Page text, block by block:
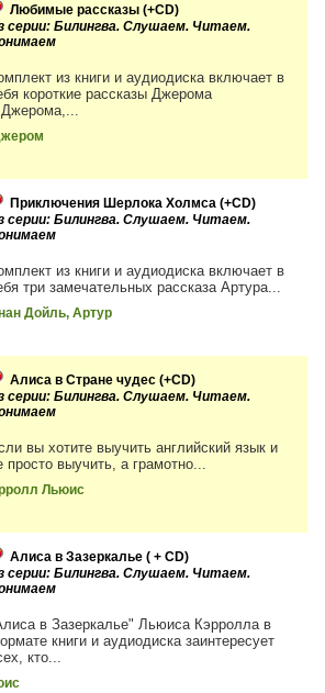
Любимые рассказы (+CD)
серии: Билингва. Слушаем. Читаем.
из книги и аудиодиска включает в
короткие рассказы Джерома
Приключения Шерлока Холмса (+CD)
серии: Билингва. Слушаем. Читаем.
из книги и аудиодиска включает в
три замечательных рассказа Артура...
Дойль, Артур
Алиса в Стране чудес (+CD)
серии: Билингва. Слушаем. Читаем.
вы хотите выучить английский язык и
просто выучить, а грамотно...
Льюис
Алиса в Зазеркалье ( + CD)
серии: Билингва. Слушаем. Читаем.
в Зазеркалье" Льюиса Кэрролла в
книги и аудиодиска заинтересует
кто...